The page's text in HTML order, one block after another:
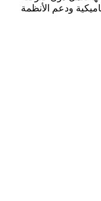
ودعم الأنظمة